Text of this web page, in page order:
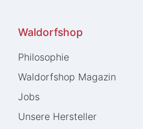
Waldorfshop
Philosophie
Waldorfshop Magazin
Jobs
Unsere Hersteller